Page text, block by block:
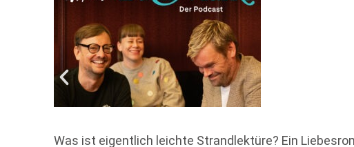
Was ist eigentlich leichte Strandlektüre? Ein